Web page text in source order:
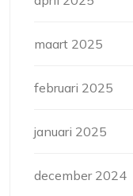
maart 2025
februari 2025
januari 2025
december 2024